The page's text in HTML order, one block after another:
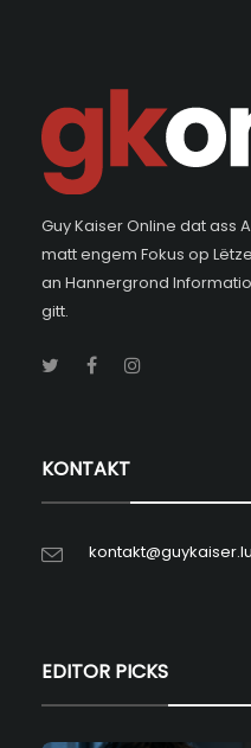
Guy Kaiser Online dat ass
matt engem Fokus op
an Hannergrond
gitt.
KONTAKT
kontakt@guykaiser.lu
EDITOR PICKS